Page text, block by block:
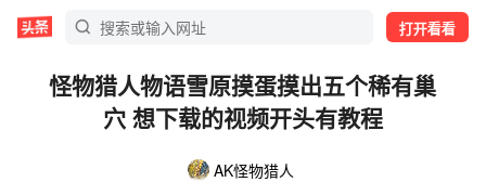
打开看看
怪物猎人物语雪原摸蛋摸出五个稀有巢
穴 想下载的视频开头有教程
AK怪物猎人